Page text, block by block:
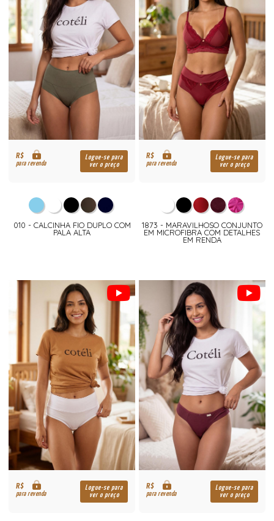
R$
para revenda
Logue-se para
ver o preço
010 - CALCINHA FIO DUPLO COM
PALA ALTA
R$
para revenda
Logue-se para
ver o preço
1873 - MARAVILHOSO CONJUNTO
EM MICROFIBRA COM DETALHES
EM RENDA
R$
para revenda
Logue-se para
ver o preço
R$
para revenda
Logue-se para
ver o preço